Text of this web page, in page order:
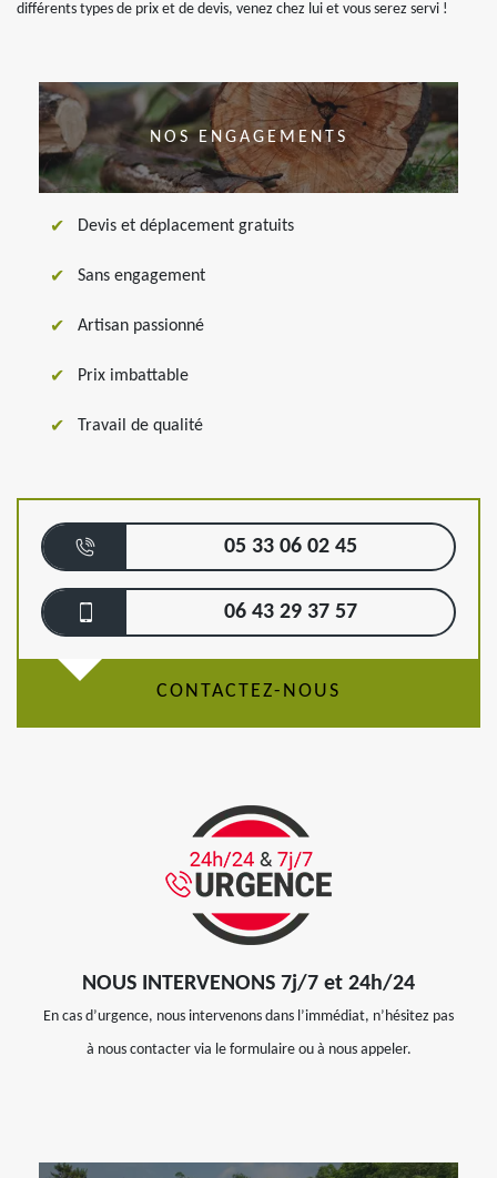
différents types de prix et de devis, venez chez lui et vous serez servi !
NOS ENGAGEMENTS
Devis et déplacement gratuits
Sans engagement
Artisan passionné
Prix imbattable
Travail de qualité
05 33 06 02 45
06 43 29 37 57
CONTACTEZ-NOUS
NOUS INTERVENONS 7j/7 et 24h/24
En cas d’urgence, nous intervenons dans l’immédiat, n’hésitez pas
à nous contacter via le formulaire ou à nous appeler.